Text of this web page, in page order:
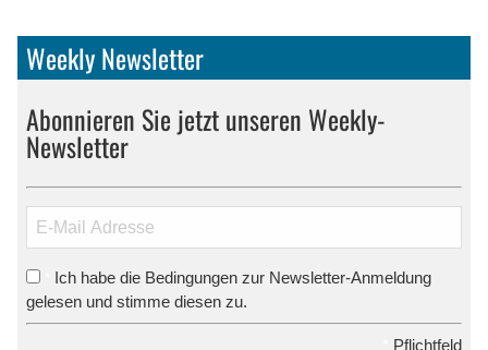
Weekly Newsletter
Abonnieren Sie jetzt unseren Weekly-
Newsletter
Ich habe die Bedingungen zur Newsletter-Anmeldung
gelesen und stimme diesen zu.
Pflichtfeld